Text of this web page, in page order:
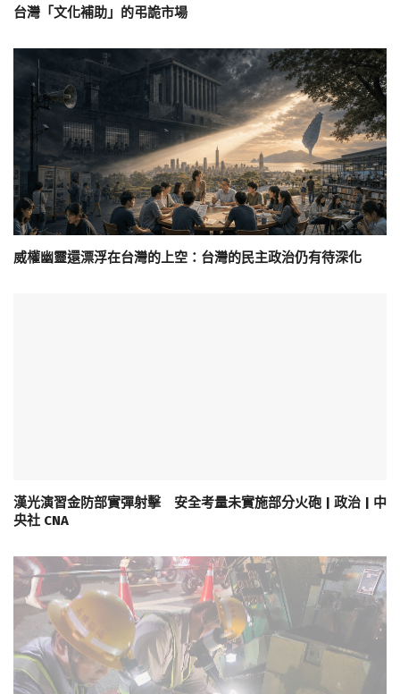
台灣「文化補助」的弔詭市場
威權幽靈還漂浮在台灣的上空：台灣的民主政治仍有待深化
漢光演習金防部實彈射擊 安全考量未實施部分火砲 | 政治 | 中
央社 CNA